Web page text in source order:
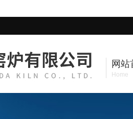
网站
Home